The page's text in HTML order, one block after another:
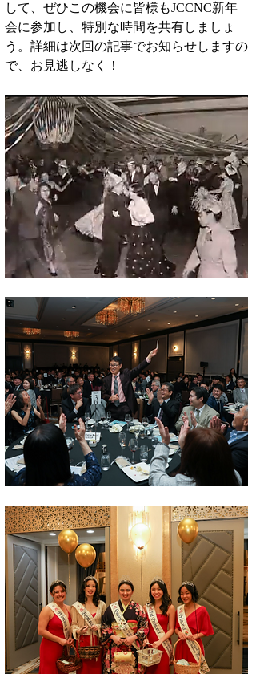
して、ぜひこの機会に皆様もJCCNC新年
会に参加し、特別な時間を共有しましょ
う。詳細は次回の記事でお知らせしますの
で、お見逃しなく！